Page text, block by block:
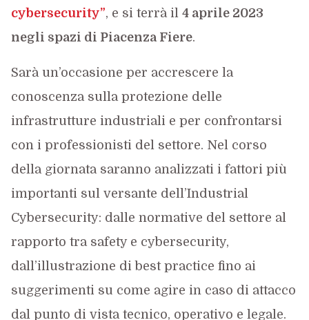
cybersecurity”, e si terrà il 4 aprile 2023
negli spazi di Piacenza Fiere.
Sarà un’occasione per accrescere la
conoscenza sulla protezione delle
infrastrutture industriali e per confrontarsi
con i professionisti del settore. Nel corso
della giornata saranno analizzati i fattori più
importanti sul versante dell’Industrial
Cybersecurity: dalle normative del settore al
rapporto tra safety e cybersecurity,
dall’illustrazione di best practice fino ai
suggerimenti su come agire in caso di attacco
dal punto di vista tecnico, operativo e legale.